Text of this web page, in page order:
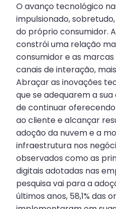
O avanço tecnológico
impulsionado,
do próprio consumidor.
constrói uma relação
consumidor e as
canais de interação,
Abraçar as inovações
que se adequarem a
de continuar
ao cliente e alcançar
adoção da nuvem e a
infraestrutura nos
observados como as
digitais adotadas nas
pesquisa vai para a
últimos anos, 58,1% das